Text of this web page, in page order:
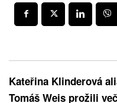
Kateřina Klinderová
Tomáš Weis prožili